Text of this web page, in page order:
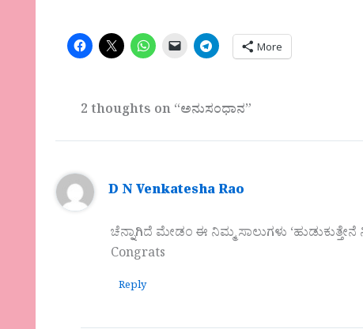
More
2 thoughts on “ಅನುಸಂಧಾನ”
D N Venkatesha Rao
ಚೆನ್ನಾಗಿದೆ ಮೇಡಂ ಈ ನಿಮ್ಮ ಸಾಲುಗಳು ‘ಹುಡುಕುತ್ತೇನೆ
Congrats
Reply